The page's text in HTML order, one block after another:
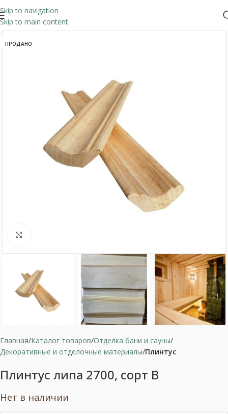
Skip to navigation
Skip to main content
ПРОДАНО
Главная Каталог товаров Отделка бани и сауны
Декоративные и отделочные материалы Плинтус
Плинтус липа 2700, сорт В
Нет в наличии